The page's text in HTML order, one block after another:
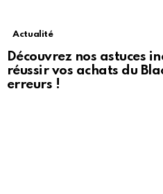
Actualité
Découvrez nos astuces
réussir vos achats du
erreurs !